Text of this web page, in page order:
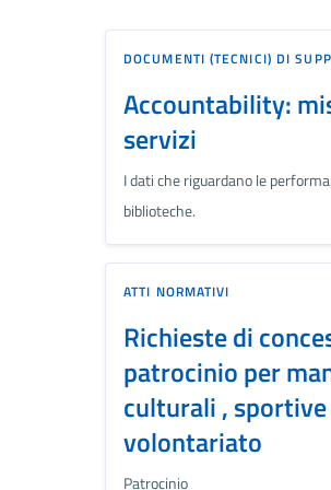
DOCUMENTI (TECNICI) DI
Accountability:
servizi
I dati che riguardano le
biblioteche.
ATTI NORMATIVI
Richieste di
patrocinio per
culturali , sportive
volontariato
Patrocinio